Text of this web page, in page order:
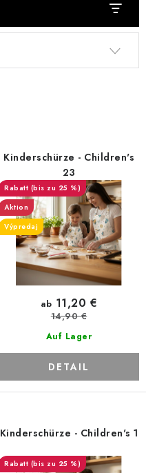
Kinderschürze - Children's
23
(bis zu 25 %)
Aktion
Výpredaj
Auf Lager
ab 11,20 €
14,90 €
DETAIL
Kinderschürze - Children's 1
(bis zu 25 %)